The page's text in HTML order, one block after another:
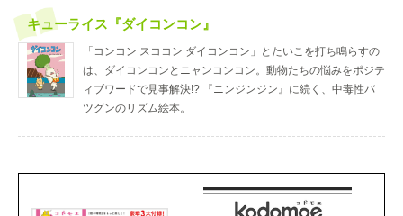
キューライス『ダイコンコン』
「コンコン スココン ダイコンコン」とたいこを打ち鳴らすの
は、ダイコンコンとニャンコンコン。動物たちの悩みをポジテ
ィブワードで見事解決!? 『ニンジンジン』に続く、中毒性バ
ツグンのリズム絵本。